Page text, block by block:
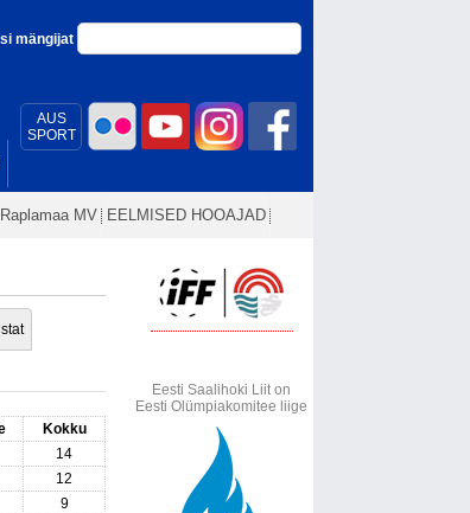
AUS
SPORT
mängijat
Raplamaa MV EELMISED HOOAJAD
Kokku
14
12
9
Eesti Saalihoki Liit on
Eesti Olümpiakomitee liige